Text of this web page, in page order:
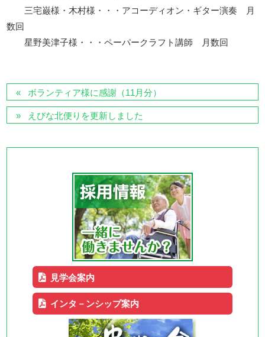
三宅巌様・木村様・・・アコーディオン・ギター演奏 月
数回
星野美津子様・・・ペーパークラフト講師 月数回
ボランティア様に感謝（11月分）
えびな北便りを更新しました
見学会案内
インタ－ンシップ案内